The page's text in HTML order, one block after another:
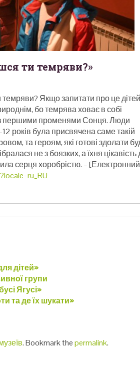
ти темряви?»
Якщо запитати про це
бо темрява ховає в собі
з першими променями Сонця. Люди
років була присвячена саме такій
та героям, які готові здолати
не з боязких, а їхня цікавість
серця хоробрістю. – [Електронний
дітей»
групи
Ягусі»
та де їх шукати»
. Bookmark thepermalink.